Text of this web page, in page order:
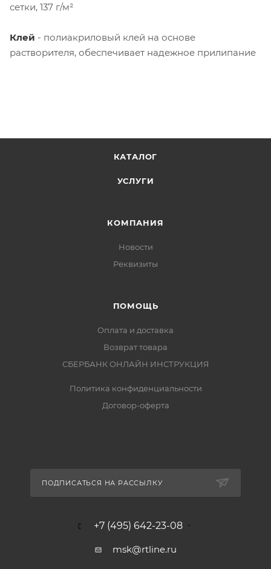
сетки, 137 г/м²
Клей - полиакриловый клей на основе
растворителя, обеспечивает надежное прилипание
КАТАЛОГ
УСЛУГИ
КОМПАНИЯ
Новости
Реквизиты
ПОМОЩЬ
Оплата и доставка
Возврат товара
СБЕРБАНК ОНЛАЙН ИНСТРУКЦИЯ
Политика конфиденциальности
Договор-оферта
ПОДПИСАТЬСЯ НА РАССЫЛКУ
+7 (495) 642-23-08
msk@rtline.ru